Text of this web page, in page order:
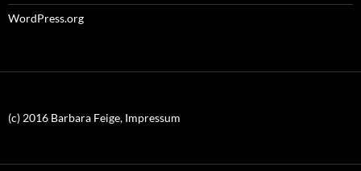
WordPress.org
(c) 2016 Barbara Feige, Impressum